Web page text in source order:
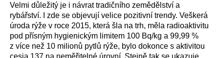
Velmi důležitý je i návrat tradičního zemědělství a
rybářství. I zde se objevují velice pozitivní trendy. Veškerá
úroda rýže v roce 2015, která šla na trh, měla radioaktivitu
pod přísným hygienickým limitem 100 Bq/kg a 99,99 %
z více než 10 milionů pytlů rýže, bylo dokonce s aktivitou